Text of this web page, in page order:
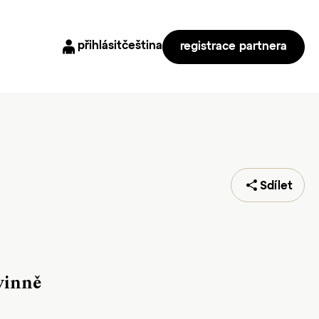
přihlásitčeština registrace partnera
Sdílet